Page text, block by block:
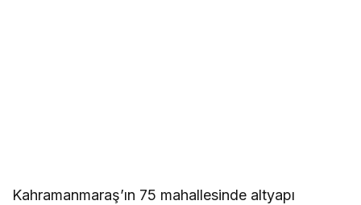
Kahramanmaraş’ın 75 mahallesinde altyapı